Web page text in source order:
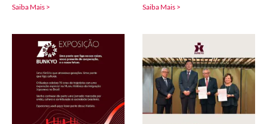
Saiba Mais > Saiba Mais >